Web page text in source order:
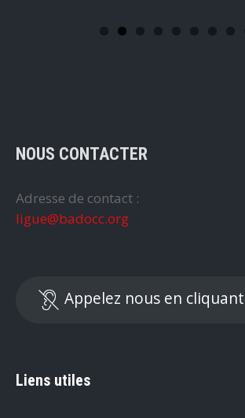
NOUS CONTACTER
Adresse de contact :
ligue@badocc.org
Appelez nous en
Liens utiles